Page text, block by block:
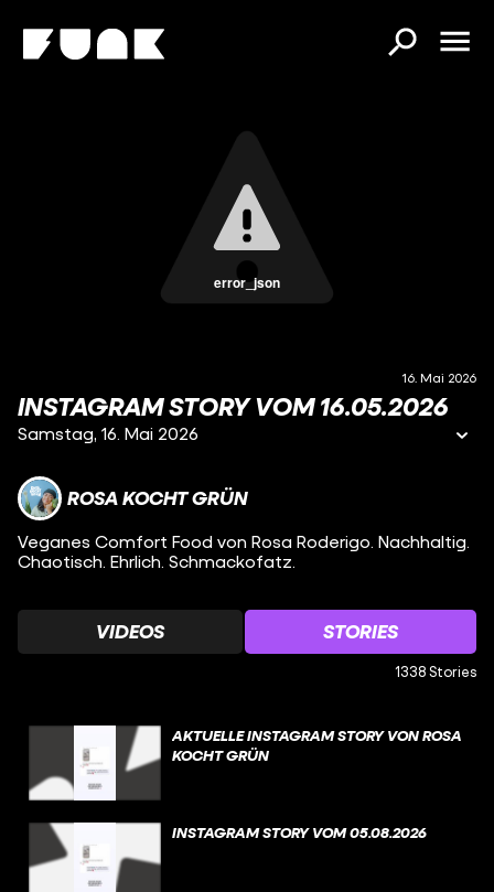
error_json
16. Mai 2026
INSTAGRAM STORY VOM 16.05.2026
Samstag, 16. Mai 2026
ROSA KOCHT GRÜN
Veganes Comfort Food von Rosa Roderigo. Nachhaltig.
Chaotisch. Ehrlich. Schmackofatz.
VIDEOS STORIES
1338 Stories
AKTUELLE INSTAGRAM STORY VON ROSA
KOCHT GRÜN
INSTAGRAM STORY VOM 05.08.2026